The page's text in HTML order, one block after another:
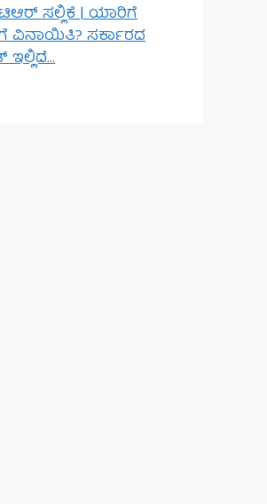
ಸಲ್ಲಿಕೆ | ಯಾರಿಗೆ
ವಿನಾಯಿತಿ? ಸರ್ಕಾರದ
ಇಲ್ಲಿದೆ…